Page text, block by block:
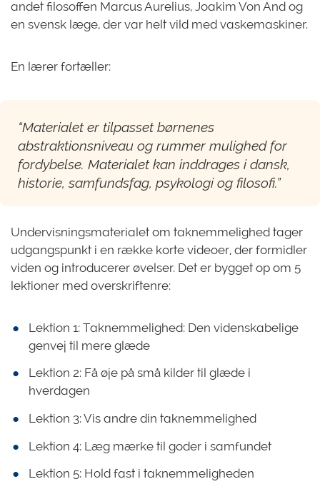
andet filosoffen Marcus Aurelius, Joakim Von And og
en svensk læge, der var helt vild med vaskemaskiner.
En lærer fortæller:
“Materialet er tilpasset børnenes
abstraktionsniveau og rummer mulighed for
fordybelse. Materialet kan inddrages i dansk,
historie, samfundsfag, psykologi og filosofi.”
Undervisningsmaterialet om taknemmelighed tager
udgangspunkt i en række korte videoer, der formidler
viden og introducerer øvelser. Det er bygget op om 5
lektioner med overskriftenre:
Lektion 1: Taknemmelighed: Den videnskabelige
genvej til mere glæde
Lektion 2: Få øje på små kilder til glæde i
hverdagen
Lektion 3: Vis andre din taknemmelighed
Lektion 4: Læg mærke til goder i samfundet
Lektion 5: Hold fast i taknemmeligheden